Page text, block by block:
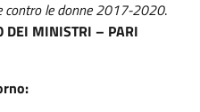
contro le donne 2017-2020.
DEI MINISTRI – PARI